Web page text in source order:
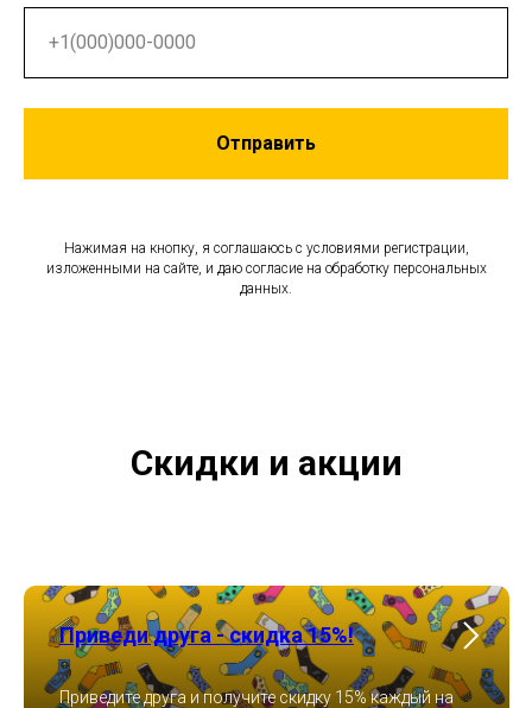
Отправить
Нажимая на кнопку, я соглашаюсь с условиями регистрации,
изложенными на сайте, и даю согласие на обработку персональных
данных.
Скидки и акции
Приведи друга - скидка 15%!
Приведите друга и получите скидку 15% каждый на